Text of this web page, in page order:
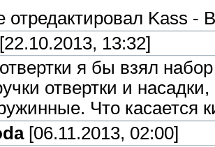
Kass -
[22.10.2013, 13:32]
я бы взял
отвертки и
Что касается
[06.11.2013, 02:00]